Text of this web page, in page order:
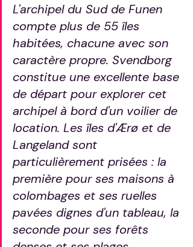
L'archipel du Sud de Funen
compte plus de 55 îles
habitées, chacune avec son
caractère propre. Svendborg
constitue une excellente base
de départ pour explorer cet
archipel à bord d'un voilier de
location. Les îles d'Ærø et de
Langeland sont
particulièrement prisées : la
première pour ses maisons à
colombages et ses ruelles
pavées dignes d'un tableau, la
seconde pour ses forêts